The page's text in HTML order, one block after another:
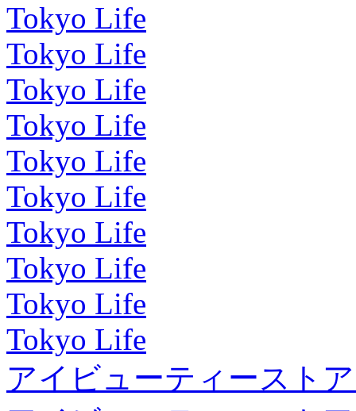
Tokyo Life
Tokyo Life
Tokyo Life
Tokyo Life
Tokyo Life
Tokyo Life
Tokyo Life
Tokyo Life
Tokyo Life
Tokyo Life
アイビューティースト